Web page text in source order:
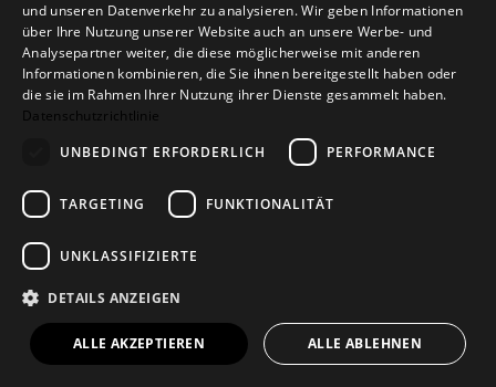
Wandhaken DEER
klein - schwarz/Messing
19,00 €
und unseren Datenverkehr zu analysieren. Wir geben Informationen
über Ihre Nutzung unserer Website auch an unsere Werbe- und
Analysepartner weiter, die diese möglicherweise mit anderen
Informationen kombinieren, die Sie ihnen bereitgestellt haben oder
die sie im Rahmen Ihrer Nutzung ihrer Dienste gesammelt haben.
Datenschutzrichtlinie
UNBEDINGT ERFORDERLICH
PERFORMANCE
TARGETING FUNKTIONALITÄT
UNKLASSIFIZIERTE
DETAILS ANZEIGEN
ALLE AKZEPTIEREN ALLE ABLEHNEN